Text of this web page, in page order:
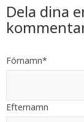
Dela dina
Förnamn*
Efternamn